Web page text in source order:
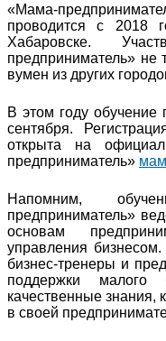
«Мама-
проводится с 2018
Хабаровске.
предприниматель» не
вумен из других
В этом году
сентября.
открыта на
предприниматель»
Напомним,
предприниматель»
основам
управления
бизнес-тренеры и
поддержки малого
качественные
в своей